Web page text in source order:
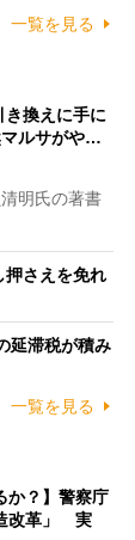
一覧を見る
き換えに手に
マルサがや…
明氏の著書
押さえを免れ
延滞税が積み
一覧を見る
か？】警察庁
改革」 実